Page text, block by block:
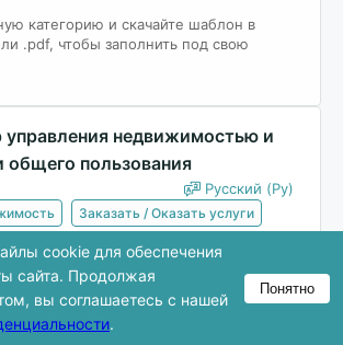
категорию и скачайте шаблон в
.pdf, чтобы заполнить под свою
управления недвижимостью и
общего пользования
Русский (Ру)
Заказать / Оказать услуги
Скачать
cookie для обеспечения
сайта. Продолжая
вы соглашаетесь с нашей
.
Понятно